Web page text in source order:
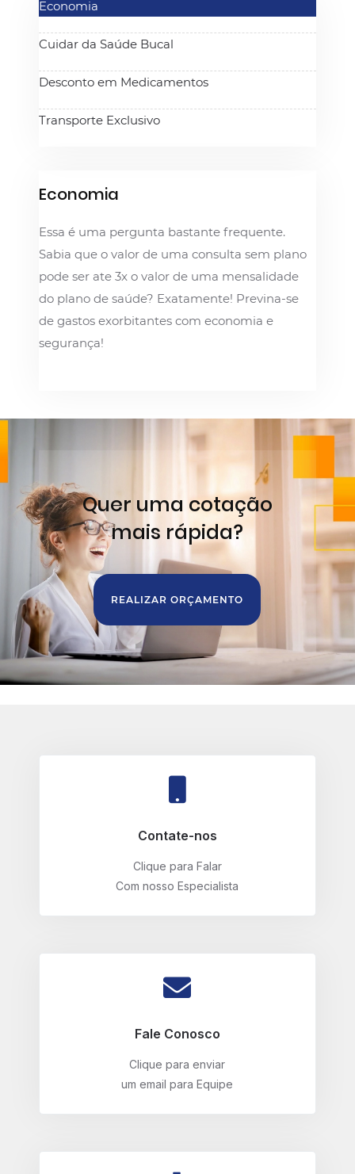
Economia
Cuidar da Saúde Bucal
Desconto em Medicamentos
Transporte Exclusivo
Economia
Essa é uma pergunta bastante frequente.
Sabia que o valor de uma consulta sem plano
pode ser ate 3x o valor de uma mensalidade
do plano de saúde? Exatamente! Previna-se
de gastos exorbitantes com economia e
segurança!
Quer uma cotação
mais rápida?
REALIZAR ORÇAMENTO
Contate-nos
Clique para Falar
Com nosso Especialista
Fale Conosco
Clique para enviar
um email para Equipe